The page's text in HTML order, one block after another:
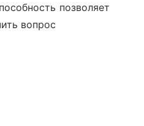
позволяет
вопрос